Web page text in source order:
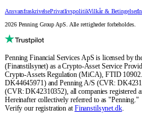
AnsvarsfraskrivelsePrivatlivspolitikVilkår & Betingelser
2026 Penning Group ApS. Alle rettigheder forbeholdes.
Penning Financial Services ApS is licensed by
(Finanstilsynet) as a Crypto-Asset Service
Crypto-Assets Regulation (MiCA), FTID
DK44645971) and Penning A/S (CVR:
(CVR: DK42310352), all companies registered
Hereinafter collectively referred to as "Penning."
Verify our registration at Finanstilsynet.dk.